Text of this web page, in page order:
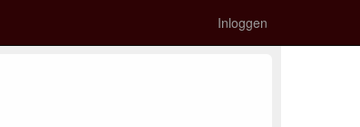
Inloggen